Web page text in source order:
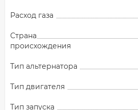
Расход газа
Страна
происхождения
Тип альтернатора
Тип двигателя
Тип запуска